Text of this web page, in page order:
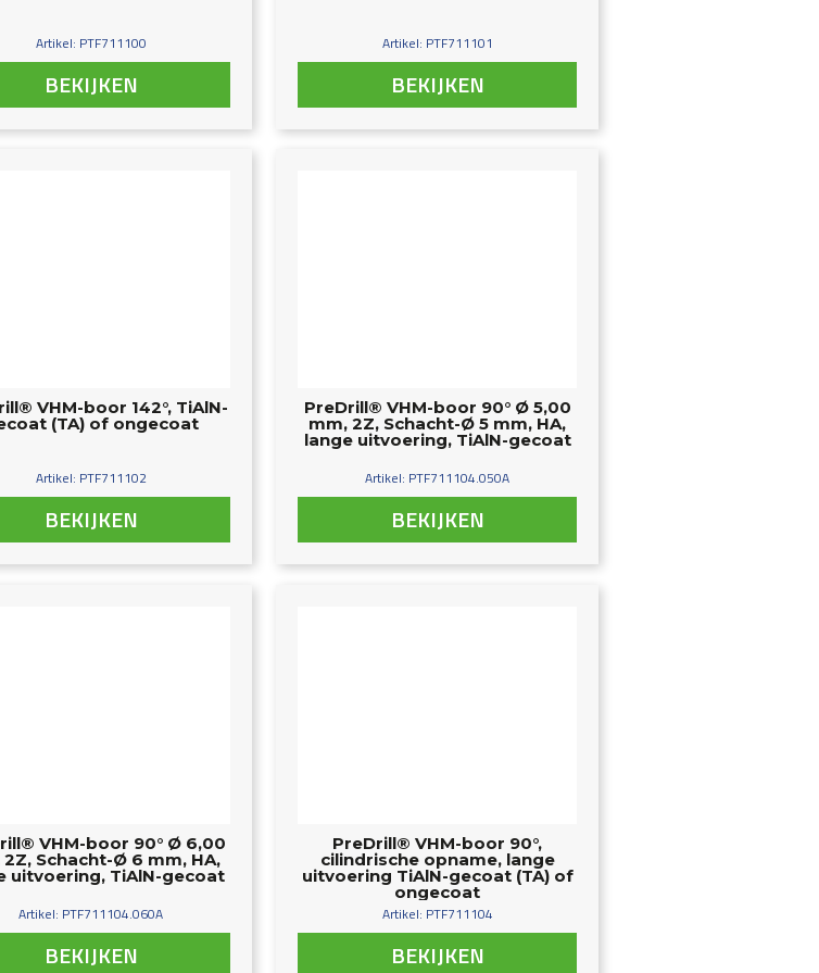
Artikel: PTF711100
BEKIJKEN
Artikel: PTF711101
BEKIJKEN
VHM-boor 142°, TiAlN-
(TA) of ongecoat
Artikel: PTF711102
BEKIJKEN
PreDrill® VHM-boor 90° Ø 5,00
mm, 2Z, Schacht-Ø 5 mm, HA,
lange uitvoering, TiAlN-gecoat
Artikel: PTF711104.050A
BEKIJKEN
VHM-boor 90° Ø 6,00
2Z, Schacht-Ø 6 mm, HA,
uitvoering, TiAlN-gecoat
Artikel: PTF711104.060A
BEKIJKEN
PreDrill® VHM-boor 90°,
cilindrische opname, lange
uitvoering TiAlN-gecoat (TA) of
ongecoat
Artikel: PTF711104
BEKIJKEN